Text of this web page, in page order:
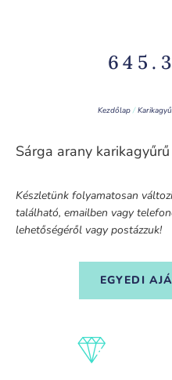
Kezdőlap/
Sárga arany
Készletünk folyamatosan
található, emailben vagy
lehetőségéről vagy postázzuk!
EGYEDI